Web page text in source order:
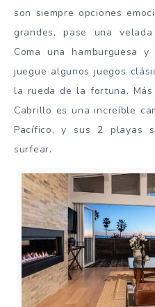
son siempre opciones
grandes, pase una
Coma una hamburguesa
juegue algunos juegos
la rueda de la fortuna.
Cabrillo es una increíble
Pacífico, y sus 2 playas
surfear.